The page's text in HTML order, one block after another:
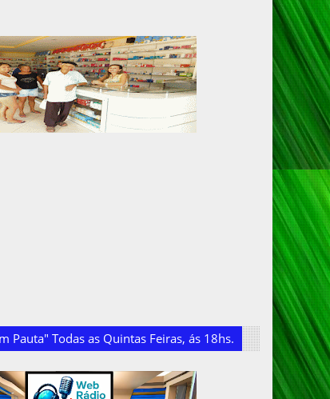
Pauta" Todas as Quintas Feiras, ás 18hs.